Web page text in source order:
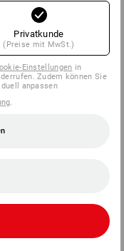
Privatkunde
(Preise mit MwSt.)
Einstellungen in
Zudem können Sie
anpassen
.